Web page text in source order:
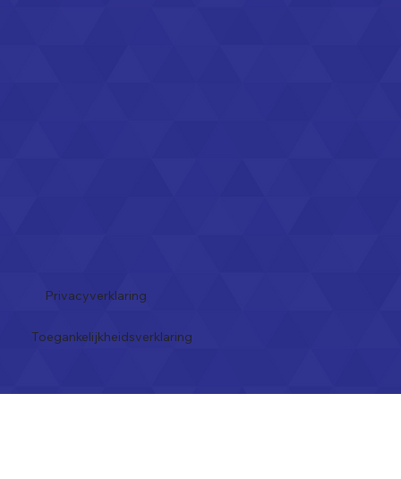
Privacyverklaring
Toegankelijkheidsverklaring